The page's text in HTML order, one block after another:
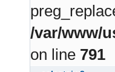
/var/www/
on line 791